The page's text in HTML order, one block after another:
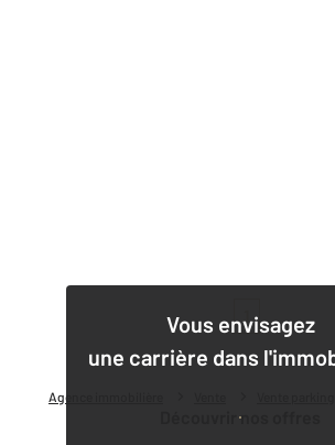
Agence immobilière
Vous envisagez
une carrière dans
Découvrir nos offres